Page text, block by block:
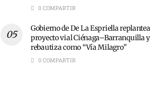
0 COMPARTIR
Gobierno de De La Espriella replantea
proyecto vial Ciénaga–Barranquilla y
rebautiza como “Vía Milagro”
0 COMPARTIR